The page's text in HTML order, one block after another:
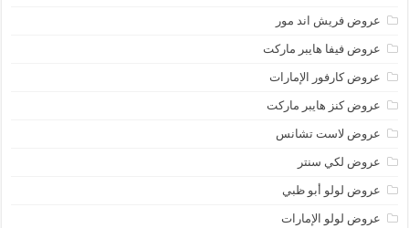
عروض فريش اند مور
عروض فيفا هايبر ماركت
عروض كارفور الإمارات
عروض كنز هايبر ماركت
عروض لاست تشانس
عروض لكي سنتر
عروض لولو أبو ظبي
عروض لولو الإمارات